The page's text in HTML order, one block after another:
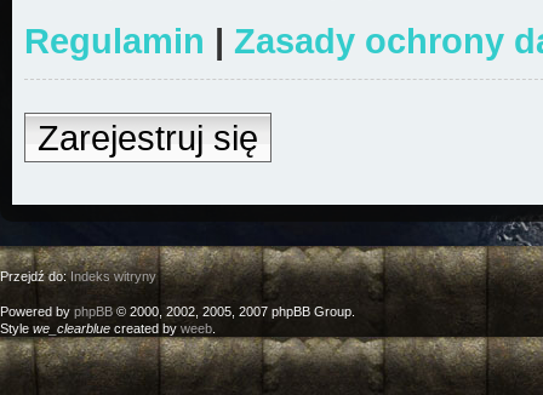
Regulamin | Zasady ochrony
Zarejestruj się
Przejdź do:Indeks witryny
Powered by phpBB © 2000, 2002, 2005, 2007 phpBB Group.
Style we_clearblue created by weeb